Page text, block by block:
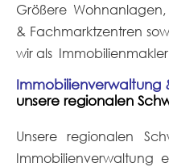
Größere
& Fachmarktzentren
wir als
unsere regionalen
Unsere regionalen
Immobilienverwaltung